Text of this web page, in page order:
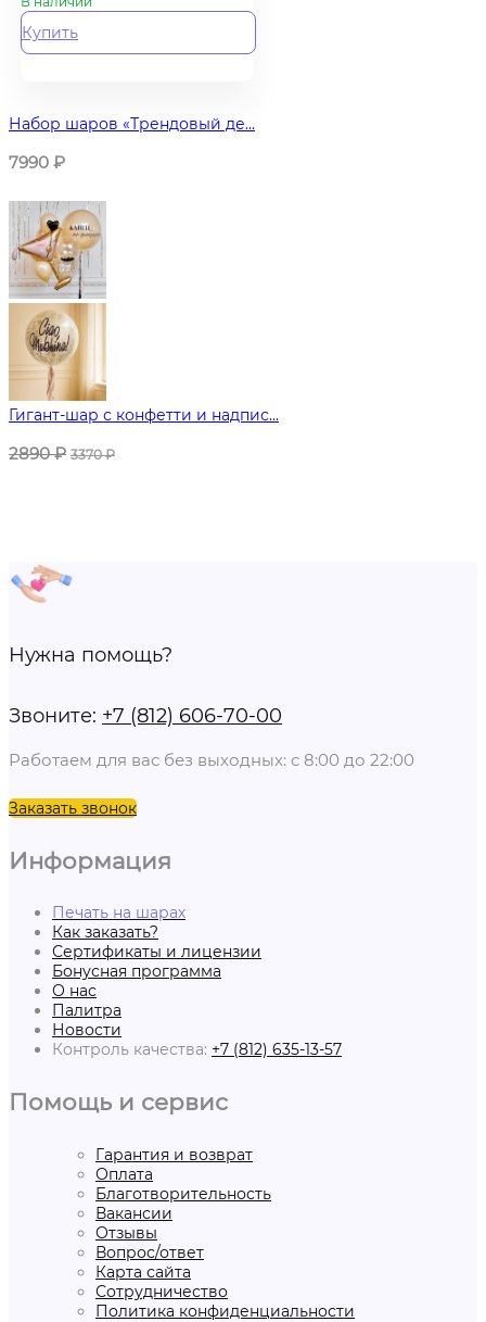
Купить
Набор шаров «Трендовый де...
7990 ₽
Гигант-шар с конфетти и надпис...
2890₽ 3370₽
Нужна помощь?
Звоните: +7 (812) 606-70-00
Работаем для вас без выходных: с 8:00 до 22:00
Заказать звонок
Информация
Печать на шарах
Как заказать?
Сертификаты и лицензии
Бонусная программа
О нас
Палитра
Новости
Контроль качества: +7 (812) 635-13-57
Помощь и сервис
Гарантия и возврат
Оплата
Благотворительность
Вакансии
Отзывы
Вопрос/ответ
Карта сайта
Сотрудничество
Политика конфиденциальности